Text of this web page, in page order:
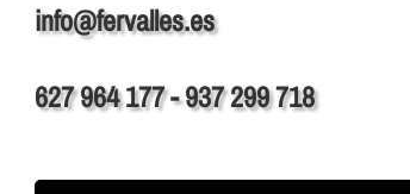
info@fervalles.es
627 964 177 - 937 299 718